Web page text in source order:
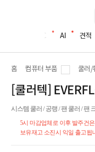
조립PC AI 견적
홈 컴퓨터 부품 쿨러/
[쿨러텍]
시스템 쿨러 / 공랭 / 팬 쿨러 / 팬
5시 마감업체로 이후 발주건
보유재고 소진시 익일 출고됩